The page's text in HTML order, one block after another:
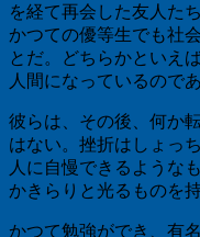
を経て再会した友人た
かつての優等生でも社
とだ。どちらかといえ
人間になっているのであ
彼らは、その後、何か
はない。挫折はしょっ
人に自慢できるような
かきらりと光るものを
かつて勉強ができ、有